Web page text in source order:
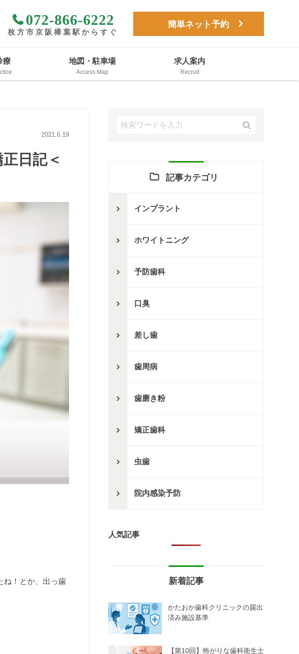
072-866-6222
枚方市京阪樟葉駅からすぐ
簡単ネット予約
療 地図・駐車場 求人案内
2021.6.19
日記＜
ね！とか、出っ歯
記事カテゴリ
インプラント
ホワイトニング
予防歯科
口臭
差し歯
歯周病
歯磨き粉
矯正歯科
虫歯
院内感染予防
人気記事
新着記事
かたおか歯科クリニックの届出
済み施設基準
【第10回】怖がりな歯科衛生士